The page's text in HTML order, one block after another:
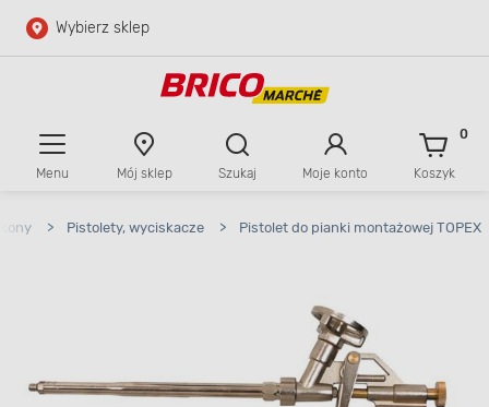
Przejdź do głównej zawartości
Wybierz sklep
Menu Mój sklep Szukaj Moje konto Koszyk
0
> Pistolety, wyciskacze > Pistolet do pianki montażowej TOPEX